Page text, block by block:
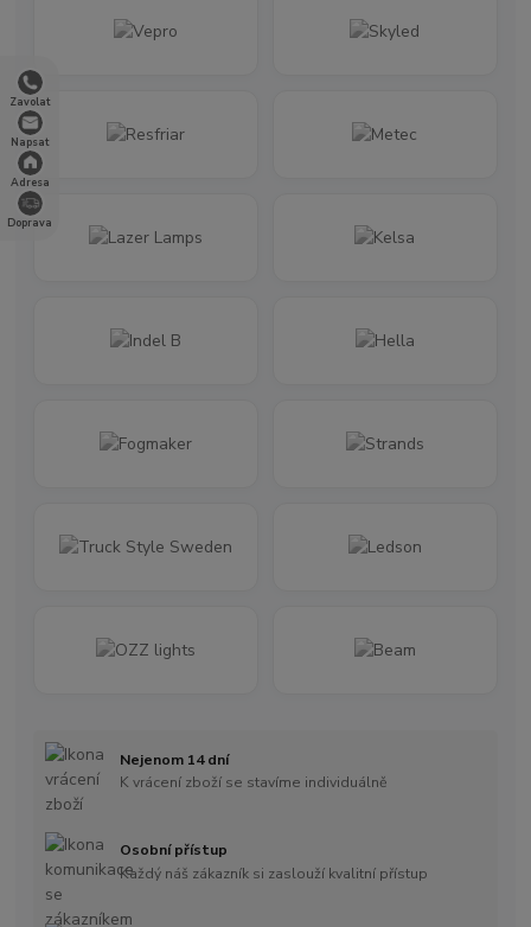
Zavolat
Napsat
Adresa
Doprava
Nejenom 14 dní
K vrácení zboží se stavíme individuálně
Osobní přístup
Každý náš zákazník si zaslouží kvalitní přístup